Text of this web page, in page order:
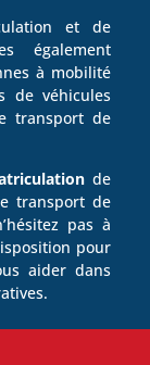
et de
également
à mobilité
de véhicules
transport de
de
transport de
pas à
pour
aider dans